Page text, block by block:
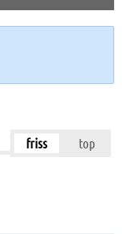
friss top